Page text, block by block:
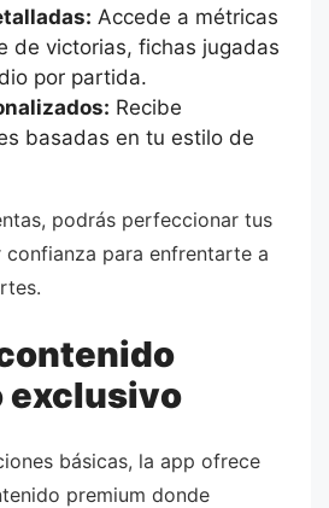
Accede a métricas
de victorias, fichas jugadas
por partida.
Recibe
basadas en tu estilo de
podrás perfeccionar tus
para enfrentarte a
exclusivo
básicas, la app ofrece
premium donde